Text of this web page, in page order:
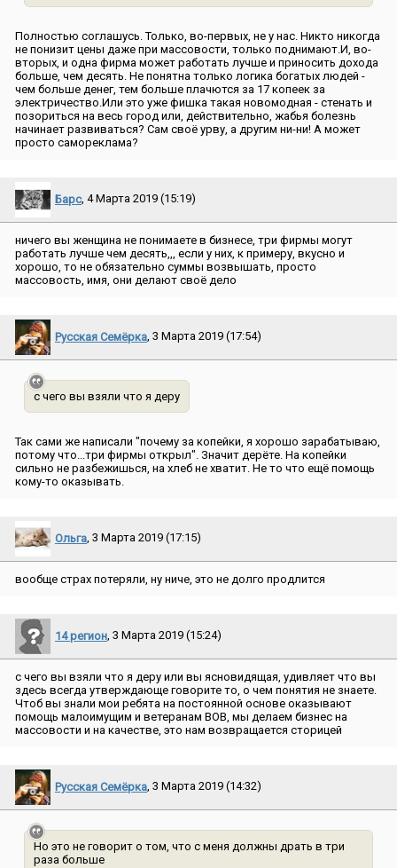
Полностью соглашусь. Только, во-первых, не у нас. Никто никогда
не понизит цены даже при массовости, только поднимают.И, во-
вторых, и одна фирма может работать лучше и приносить дохода
больше, чем десять. Не понятна только логика богатых людей -
чем больше денег, тем больше плачются за 17 копеек за
электричество.Или это уже фишка такая новомодная - стенать и
позориться на весь город или, действительно, жабья болезнь
начинает развиваться? Сам своё урву, а другим ни-ни! А может
просто самореклама?
Барс, 4 Марта 2019 (15:19)
ничего вы женщина не понимаете в бизнесе, три фирмы могут
работать лучше чем десять,,, если у них, к примеру, вкусно и
хорошо, то не обязательно суммы возвышать, просто
массовость, имя, они делают своё дело
Русская Семёрка, 3 Марта 2019 (17:54)
с чего вы взяли что я деру
Так сами же написали ″почему за копейки, я хорошо зарабатываю,
потому что...три фирмы открыл″. Значит дерёте. На копейки
сильно не разбежишься, на хлеб не хватит. Не то что ещё помощь
кому-то оказывать.
Ольга, 3 Марта 2019 (17:15)
вообще страх потеряли, ну ниче, это не долго продлится
14 регион, 3 Марта 2019 (15:24)
с чего вы взяли что я деру или вы ясновидящая, удивляет что вы
здесь всегда утверждающе говорите то, о чем понятия не знаете.
Чтоб вы знали мои ребята на постоянной основе оказывают
помощь малоимущим и ветеранам ВОВ, мы делаем бизнес на
массовости и на качестве, это нам возвращается сторицей
Русская Семёрка, 3 Марта 2019 (14:32)
Но это не говорит о том, что с меня должны драть в три
раза больше